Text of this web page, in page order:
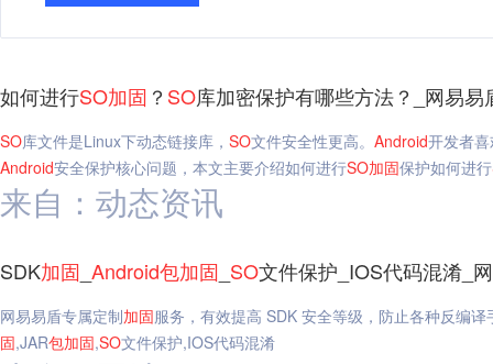
如何进行SO加固 ？ SO库加密保护有哪些方法？_网易易
SO库文件是Linux下动态链接库， SO文件安全性更高。 Android开发者
Android安全保护核心问题，本文主要介绍如何进行SO加固保护如何进行
来自：动态资讯
SDK加固 Android包加固 SO文件保护_IOS代码混淆_
网易易盾专属定制加固服务，有效提高 SDK 安全等级，防止各种反编
固,JAR包加固,SO文件保护,IOS代码混淆